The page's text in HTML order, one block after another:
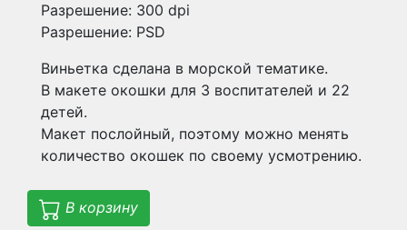
Разрешение: 300 dpi
Разрешение: PSD
Виньетка сделана в морской тематике.
В макете окошки для 3 воспитателей и 22
детей.
Макет послойный, поэтому можно менять
количество окошек по своему усмотрению.
В корзину